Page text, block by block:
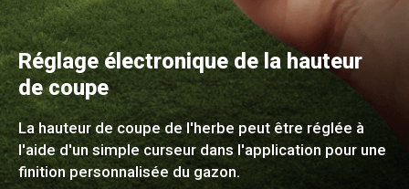
Réglage électronique de la hauteur
de coupe
La hauteur de coupe de l'herbe peut être réglée à
l'aide d'un simple curseur dans l'application pour une
finition personnalisée du gazon.